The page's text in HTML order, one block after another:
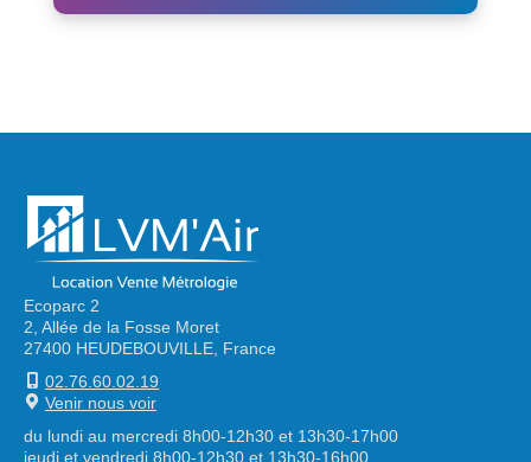
vide.
Ecoparc 2
2, Allée de la Fosse Moret
27400 HEUDEBOUVILLE, France
02.76.60.02.19
Venir nous voir
du lundi au mercredi 8h00-12h30 et 13h30-17h00
jeudi et vendredi 8h00-12h30 et 13h30-16h00